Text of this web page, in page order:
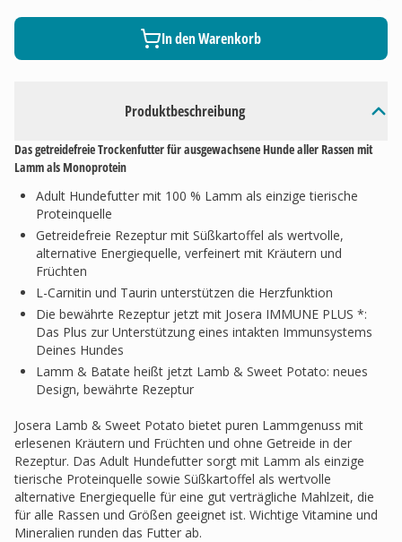
Produktbeschreibung
Das getreidefreie Trockenfutter für ausgewachsene Hunde aller Rassen mit
Lamm als Monoprotein
Adult Hundefutter mit 100 % Lamm als einzige tierische
Proteinquelle
Getreidefreie Rezeptur mit Süßkartoffel als wertvolle,
alternative Energiequelle, verfeinert mit Kräutern und
Früchten
L-Carnitin und Taurin unterstützen die Herzfunktion
Die bewährte Rezeptur jetzt mit Josera IMMUNE PLUS *:
Das Plus zur Unterstützung eines intakten Immunsystems
Deines Hundes
Lamm & Batate heißt jetzt Lamb & Sweet Potato: neues
Design, bewährte Rezeptur
Josera Lamb & Sweet Potato bietet puren Lammgenuss mit
erlesenen Kräutern und Früchten und ohne Getreide in der
Rezeptur. Das Adult Hundefutter sorgt mit Lamm als einzige
tierische Proteinquelle sowie Süßkartoffel als wertvolle
alternative Energiequelle für eine gut verträgliche Mahlzeit, die
für alle Rassen und Größen geeignet ist. Wichtige Vitamine und
Mineralien runden das Futter ab.
In den Warenkorb